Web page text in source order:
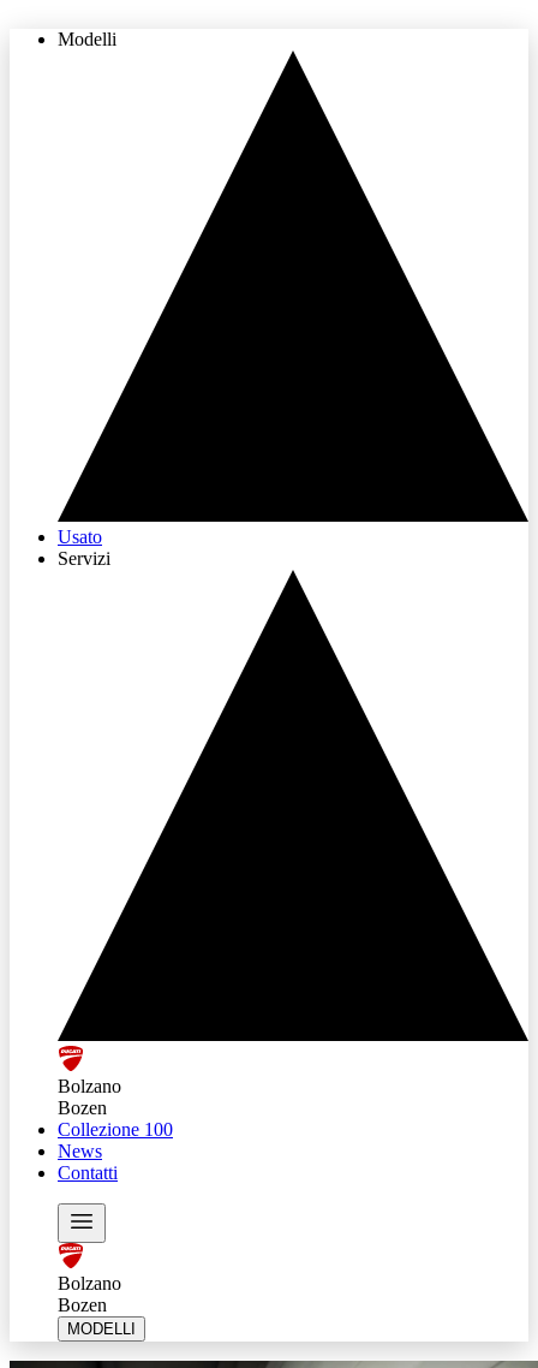
Modelli
Usato
Servizi
Bolzano
Bozen
Collezione 100
News
Contatti
Bolzano
Bozen
MODELLI